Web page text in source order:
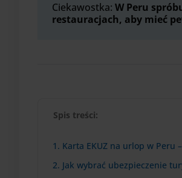
Ciekawostka: W Peru
restauracjach, aby mieć
Spis treści:
1. Karta EKUZ na urlop w Peru
2. Jak wybrać ubezpieczenie